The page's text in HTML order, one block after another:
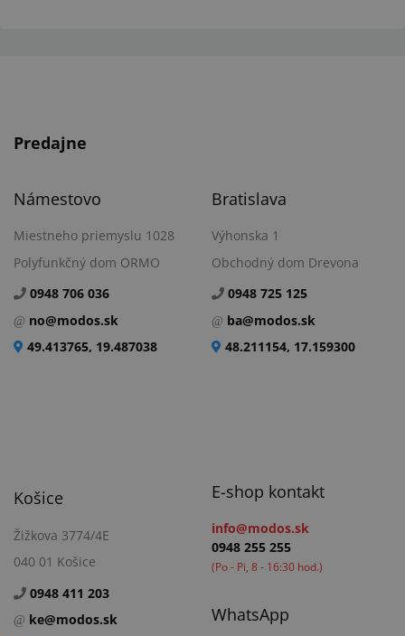
Predajne
Námestovo
Miestneho priemyslu 1028
Polyfunkčný dom ORMO
0948 706 036
no@modos.sk
49.413765, 19.487038
Bratislava
Výhonska 1
Obchodný dom Drevona
0948 725 125
ba@modos.sk
48.211154, 17.159300
Košice
Žižkova 3774/4E
040 01 Košice
0948 411 203
ke@modos.sk
E-shop kontakt
info@modos.sk
0948 255 255
(Po - Pi, 8 - 16:30 hod.)
WhatsApp